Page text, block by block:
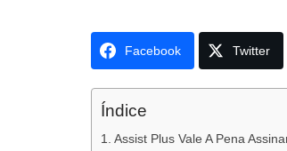
Facebook Twitter
Índice
Assist Plus Vale A Pena